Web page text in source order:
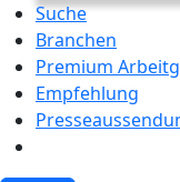
Suche
Branchen
Premium
Empfehlung